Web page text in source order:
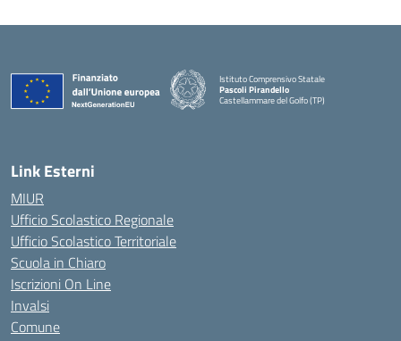
Istituto Comprensivo Statale
Pascoli Pirandello
Castellammare del Golfo (TP)
Link Esterni
MIUR
Ufficio Scolastico Regionale
Ufficio Scolastico Territoriale
Scuola in Chiaro
Iscrizioni On Line
Invalsi
Comune